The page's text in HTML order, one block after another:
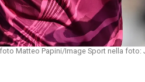
Matteo Papini/Image Sport nella foto: